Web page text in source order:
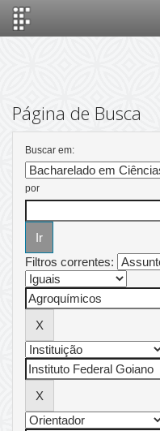
Página de Busca
Buscar em:
por
Filtros correntes: